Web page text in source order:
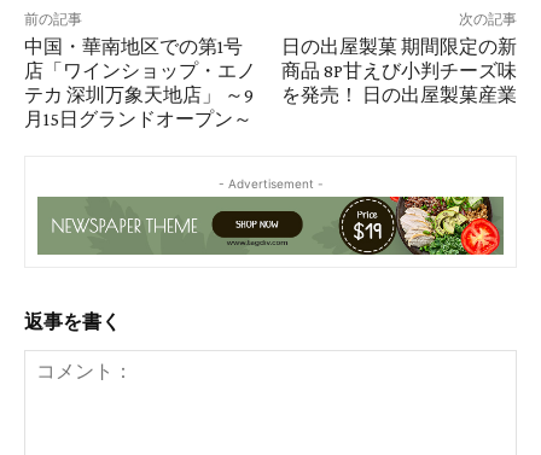
前の記事
中国・華南地区での第1号
店「ワインショップ・エノ
テカ 深圳万象天地店」 ～9
月15日グランドオープン～
次の記事
日の出屋製菓 期間限定の新
商品 8P甘えび小判チーズ味
を発売！ 日の出屋製菓産業
- Advertisement -
返事を書く